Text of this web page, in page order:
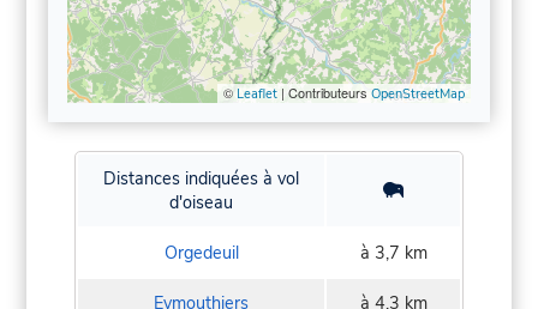
©Leaflet| Contributeurs OpenStreetMap
Distances indiquées à vol
d'oiseau
Orgedeuil à 3,7 km
Eymouthiers à 4,3 km